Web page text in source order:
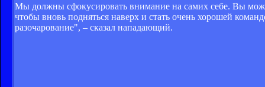
Мы должны сфокусировать внимание на самих себе. Вы
чтобы вновь подняться наверх и стать очень хорошей
разочарование", – сказал нападающий.